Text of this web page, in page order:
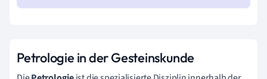
Petrologie in der Gesteinskunde